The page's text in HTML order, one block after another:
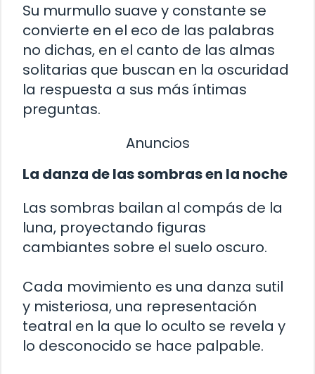
Su murmullo suave y constante se
convierte en el eco de las palabras
no dichas, en el canto de las almas
solitarias que buscan en la oscuridad
la respuesta a sus más íntimas
preguntas.
Anuncios
La danza de las sombras en la noche
Las sombras bailan al compás de la
luna, proyectando figuras
cambiantes sobre el suelo oscuro.
Cada movimiento es una danza sutil
y misteriosa, una representación
teatral en la que lo oculto se revela y
lo desconocido se hace palpable.